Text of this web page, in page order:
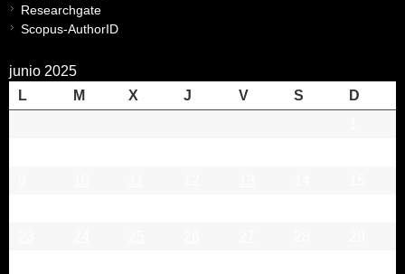
Researchgate
Scopus-AuthorID
junio 2025
L
M X J V S
D